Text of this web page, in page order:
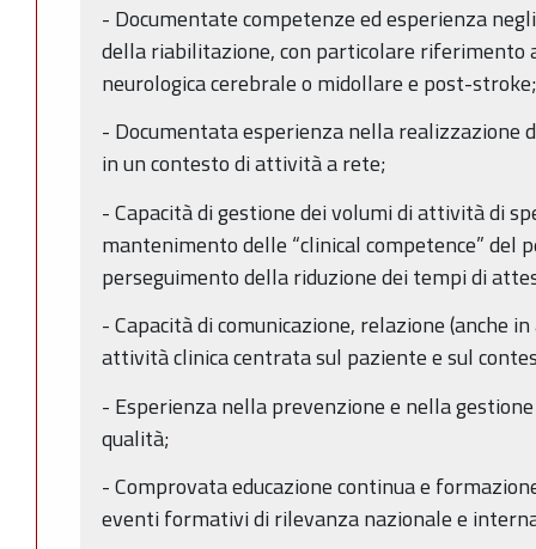
- Documentate competenze ed esperienza
della riabilitazione, con particolare riferimento
neurologica cerebrale o midollare e post-stroke;
- Documentata esperienza nella realizzazione
in un contesto di attività a rete;
- Capacità di gestione dei volumi di attività di
mantenimento delle “clinical competence” del
perseguimento della riduzione dei tempi di
- Capacità di comunicazione, relazione (anche
attività clinica centrata sul paziente e sul
- Esperienza nella prevenzione e nella
qualità;
- Comprovata educazione continua e
eventi formativi di rilevanza nazionale e